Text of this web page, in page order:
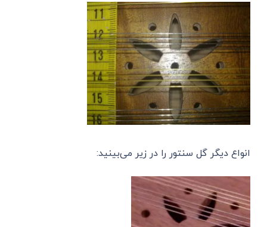
انواع دیگر گل سنتور را در زیر می‌بینید: